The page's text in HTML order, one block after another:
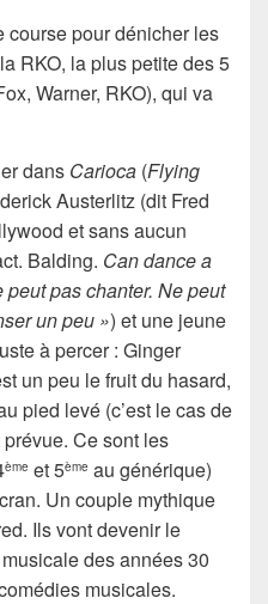
course pour dénicher les
RKO, la plus petite des 5
Warner, RKO), qui va
dans Carioca (Flying
Austerlitz (dit Fred
et sans aucun
Balding. Can dance a
peut pas chanter. Ne peut
un peu ») et une jeune
à percer : Ginger
un peu le fruit du hasard,
pied levé (c’est le cas de
Ce sont les
ème et 5ème au générique)
Un couple mythique
Ils vont devenir le
des années 30
musicales.